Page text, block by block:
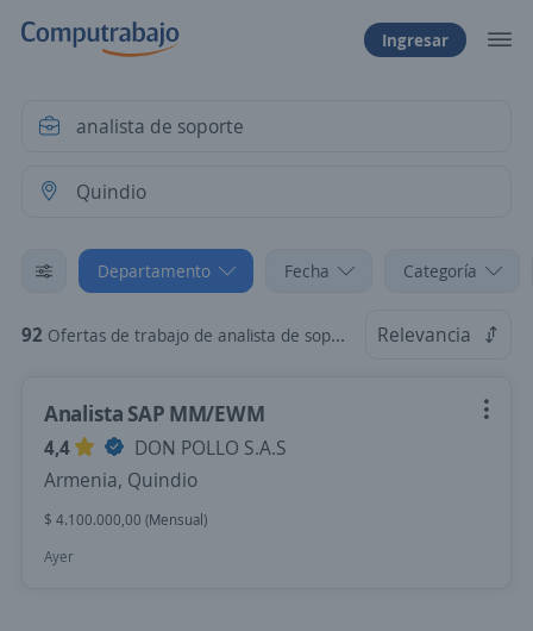
Ingresar
Departamento Fecha Categoría
92 Ofertas de trabajo de analista de soporte en Quindio Relevancia
Analista SAP MM/EWM
4,4
DON POLLO S.A.S
Armenia, Quindio
$ 4.100.000,00 (Mensual)
Ayer